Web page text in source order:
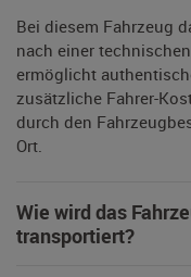
Bei diesem Fahrzeug
nach einer
ermöglicht
zusätzliche Fahrer-
durch den
Ort.
Wie wird das
transportiert?